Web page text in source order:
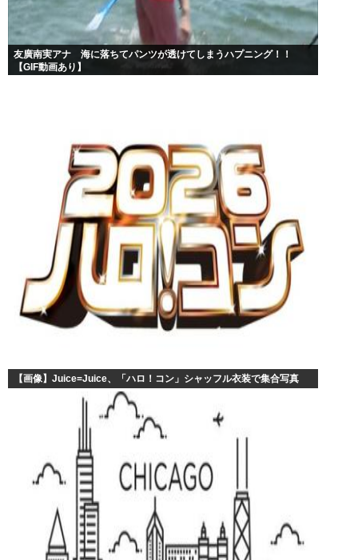
友廣南実アナ 海に落ちてパンツが透けてしまうハプニング！！
【GIF動画あり】
【画像】Juice=Juice、「ハロ！コン」シャッフル衣装で集合写真